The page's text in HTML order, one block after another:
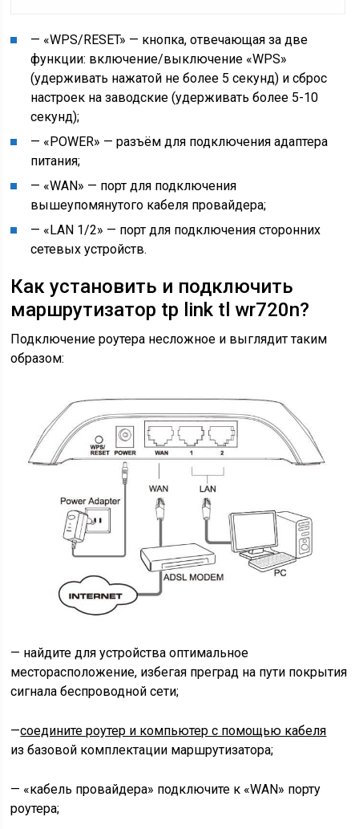
— «WPS/RESET» — кнопка, отвечающая за две
функции: включение/выключение «WPS»
(удерживать нажатой не более 5 секунд) и сброс
настроек на заводские (удерживать более 5-10
секунд);
— «POWER» — разъём для подключения адаптера
питания;
— «WAN» — порт для подключения
вышеупомянутого кабеля провайдера;
— «LAN 1/2» — порт для подключения сторонних
сетевых устройств.
Как установить и подключить
маршрутизатор tp link tl wr720n?
Подключение роутера несложное и выглядит таким
образом:
— найдите для устройства оптимальное
месторасположение, избегая преград на пути покрытия
сигнала беспроводной сети;
—соедините роутер и компьютер с помощью кабеля
из базовой комплектации маршрутизатора;
— «кабель провайдера» подключите к «WAN» порту
роутера;